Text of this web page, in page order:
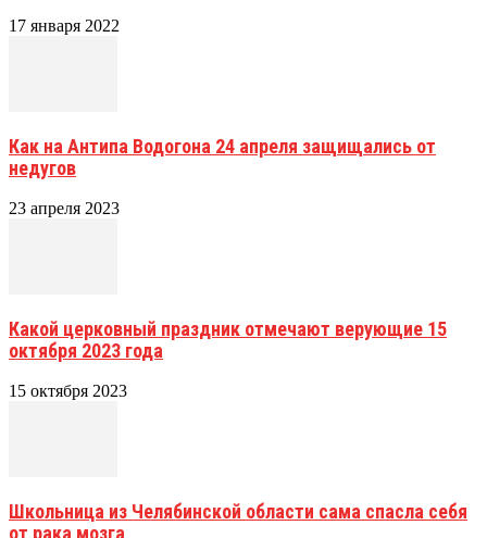
17 января 2022
Как на Антипа Водогона 24 апреля защищались от
недугов
23 апреля 2023
Какой церковный праздник отмечают верующие 15
октября 2023 года
15 октября 2023
Школьница из Челябинской области сама спасла себя